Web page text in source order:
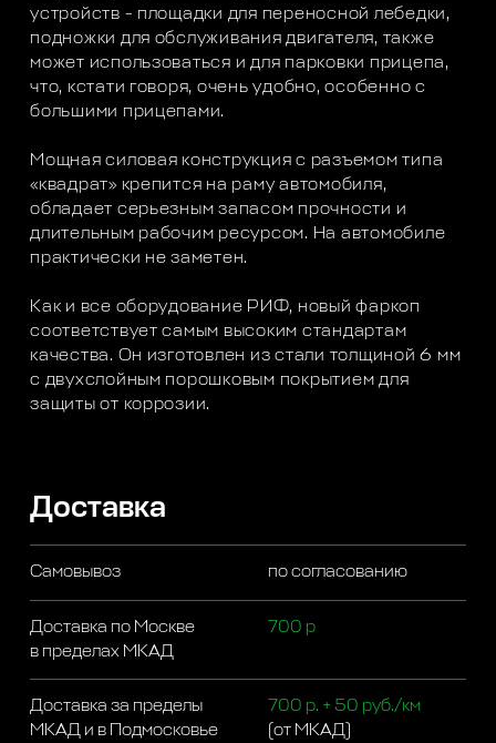
устройств - площадки для переносной лебедки,
подножки для обслуживания двигателя, также
может использоваться и для парковки прицепа,
что, кстати говоря, очень удобно, особенно с
большими прицепами.
Мощная силовая конструкция с разъемом типа
«квадрат» крепится на раму автомобиля,
обладает серьезным запасом прочности и
длительным рабочим ресурсом. На автомобиле
практически не заметен.
Как и все оборудование РИФ, новый фаркоп
соответствует самым высоким стандартам
качества. Он изготовлен из стали толщиной 6 мм
с двухслойным порошковым покрытием для
защиты от коррозии.
Доставка
Самовывоз по согласованию
Доставка по Москве
в пределах МКАД
700 р
Доставка за пределы
МКАД и в Подмосковье
700 р. + 50 руб./км
(от МКАД)